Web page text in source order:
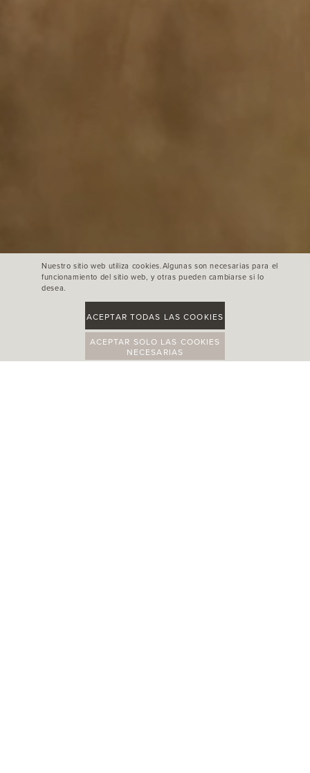
Nuestro sitio web utiliza cookies.Algunas son necesarias para el
funcionamiento del sitio web, y otras pueden cambiarse si lo
desea.
ACEPTAR TODAS LAS COOKIES
ACEPTAR SOLO LAS COOKIES
NECESARIAS